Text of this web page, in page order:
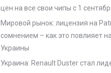
цен на все свои чипы с 1
Мировой рынок: лицензия на
сомнением – как это повлияет
Украины
Украина: Renault Duster стал